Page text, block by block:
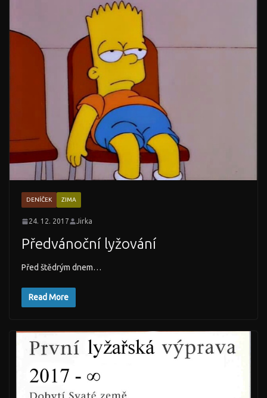
DENÍČEK ZIMA
24. 12. 2017 Jirka
Předvánoční lyžování
Před štědrým dnem…
Read More